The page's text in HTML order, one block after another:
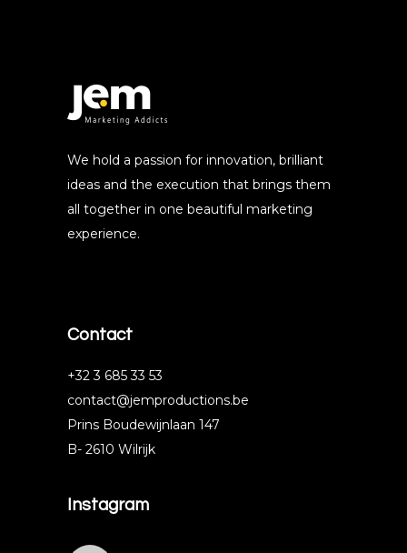
We hold a passion for innovation, brilliant
ideas and the execution that brings them
all together in one beautiful marketing
experience.
Contact
‭+32 3 685 33 53‬
contact@jemproductions.be
Prins Boudewijnlaan 147
B- 2610 Wilrijk
Instagram